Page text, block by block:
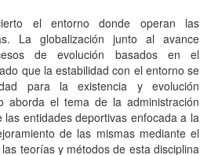
el entorno donde operan las
La globalización junto al avance
de evolución basados en el
que la estabilidad con el entorno se
para la existencia y evolución
aborda el tema de la administración
entidades deportivas enfocada a la
de las mismas mediante el
teorías y métodos de esta disciplina